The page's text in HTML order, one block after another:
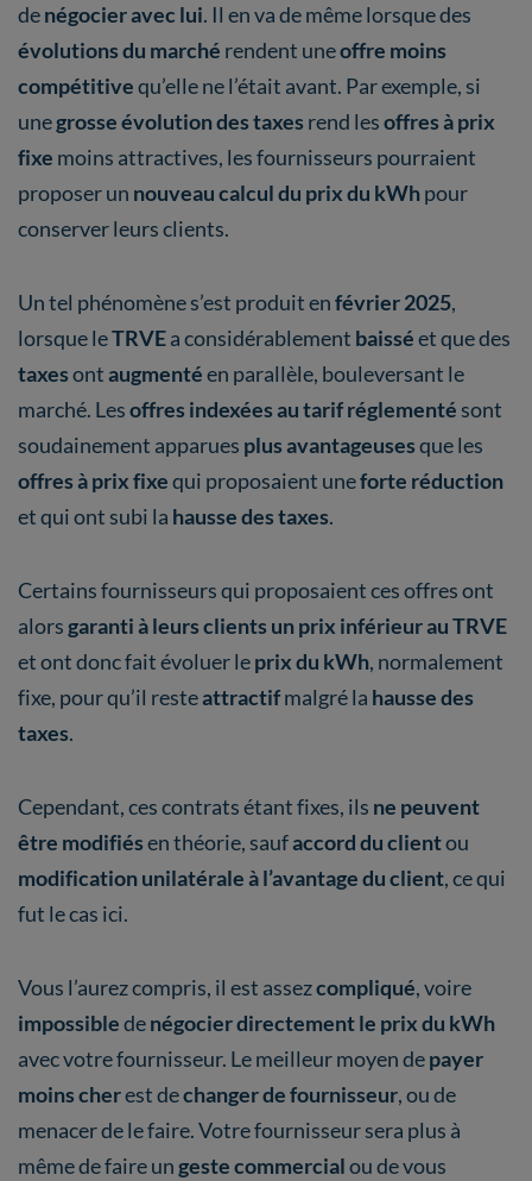
denégocier avec lui. Il en va de même lorsque des
évolutions du marché rendent uneoffre moins
compétitivequ’elle ne l’était avant. Par exemple, si
unegrosse évolution des taxes rend lesoffres à prix
fixe moins attractives, les fournisseurs pourraient
proposer un nouveau calcul du prix du kWhpour
conserver leurs clients.
Un tel phénomène s’est produit enfévrier 2025,
lorsque leTRVEa considérablement baisséet que des
taxesontaugmentéen parallèle, bouleversant le
marché. Lesoffres indexées au tarif réglementé sont
soudainement apparues plus avantageusesque les
offres à prix fixequi proposaient uneforte réduction
et qui ont subi la hausse des taxes.
Certains fournisseurs qui proposaient ces offres ont
alorsgaranti à leurs clients un prix inférieur au TRVE
et ont donc fait évoluer leprix du kWh, normalement
fixe, pour qu’il resteattractifmalgré la hausse des
taxes.
Cependant, ces contrats étant fixes, ils ne peuvent
être modifiésen théorie, saufaccord du clientou
modification unilatérale à l’avantage du client, ce qui
fut le cas ici.
Vous l’aurez compris, il est assezcompliqué, voire
impossibledenégocier directement le prix du kWh
avec votre fournisseur. Le meilleur moyen depayer
moins cherest dechanger de fournisseur, ou de
menacer de le faire. Votre fournisseur sera plus à
même de faire ungeste commercialou de vous